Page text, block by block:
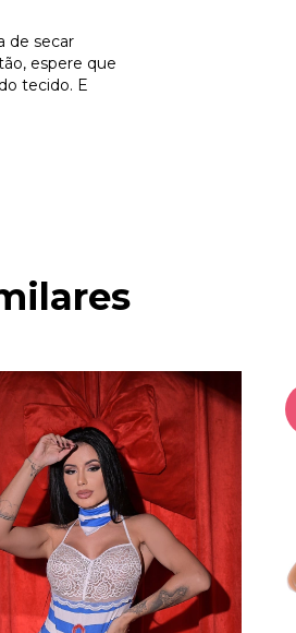
de secar
espere que
tecido. E